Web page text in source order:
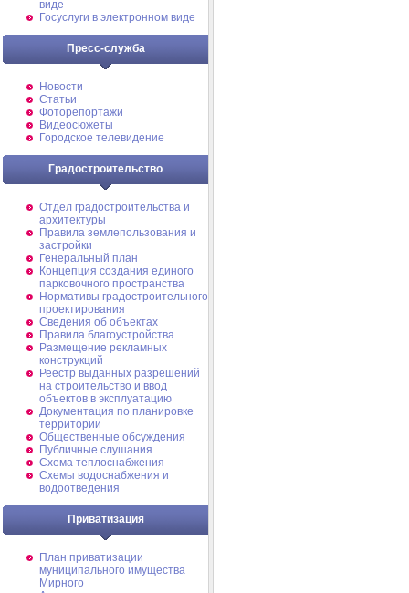
виде
Госуслуги в электронном виде
Пресс-служба
Новости
Статьи
Фоторепортажи
Видеосюжеты
Городское телевидение
Градостроительство
Отдел градостроительства и
архитектуры
Правила землепользования и
застройки
Генеральный план
Концепция создания единого
парковочного пространства
Нормативы градостроительного
проектирования
Сведения об объектах
Правила благоустройства
Размещение рекламных
конструкций
Реестр выданных разрешений
на строительство и ввод
объектов в эксплуатацию
Документация по планировке
территории
Общественные обсуждения
Публичные слушания
Схема теплоснабжения
Схемы водоснабжения и
водоотведения
Приватизация
План приватизации
муниципального имущества
Мирного